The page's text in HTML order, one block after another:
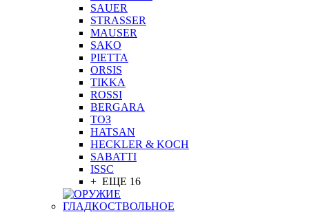
SAUER
STRASSER
MAUSER
SAKO
PIETTA
ORSIS
TIKKA
ROSSI
BERGARA
ТОЗ
HATSAN
HECKLER & KOCH
SABATTI
ISSC
+ ЕЩЕ 16